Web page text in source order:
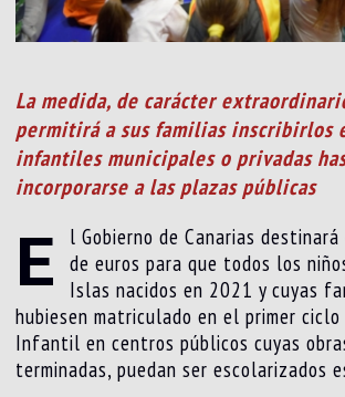
La medida, de carácter
permitirá a sus familias inscribirlos
infantiles municipales o privadas
incorporarse a las plazas públicas
E
l Gobierno de Canarias
de euros para que todos los
Islas nacidos en 2021 y cuyas
hubiesen matriculado en el primer ciclo
Infantil en centros públicos cuyas
terminadas, puedan ser escolarizados